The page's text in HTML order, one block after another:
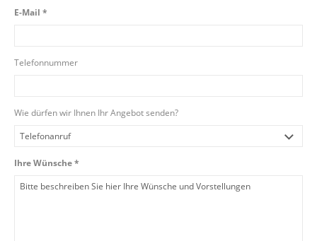
E-Mail *
Telefonnummer
Wie dürfen wir Ihnen Ihr Angebot senden?
Ihre Wünsche *